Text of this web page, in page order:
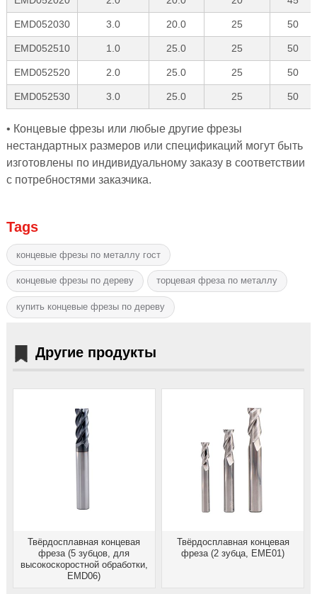
EMD052030 3.0 20.0 25 50
EMD052510 1.0 25.0 25 50
EMD052520 2.0 25.0 25 50
EMD052530 3.0 25.0 25 50
• Концевые фрезы или любые другие фрезы
нестандартных размеров или спецификаций могут быть
изготовлены по индивидуальному заказу в соответствии
с потребностями заказчика.
Tags
концевые фрезы по металлу гост
концевые фрезы по дереву торцевая фреза по металлу
купить концевые фрезы по дереву
Другие продукты
Твёрдосплавная концевая
фреза (5 зубцов, для
высокоскоростной обработки,
EMD06)
Твёрдосплавная концевая
фреза (2 зубца, EME01)